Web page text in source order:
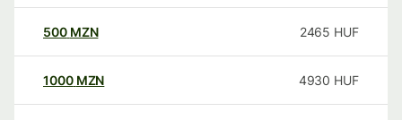
500 MZN 2465 HUF
1000 MZN 4930 HUF